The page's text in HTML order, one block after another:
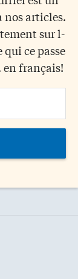
nos articles.
sur l-
ce passe
français!